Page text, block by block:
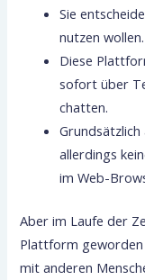
Sie
nutzen wollen.
Diese
sofort über
chatten.
Grundsätzlich
allerdings
im Web-
Aber im Laufe der
Plattform geworden
mit anderen